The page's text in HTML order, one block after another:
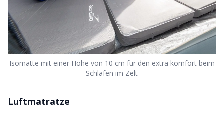
Isomatte mit einer Höhe von 10 cm für den extra komfort beim
Schlafen im Zelt
Luftmatratze